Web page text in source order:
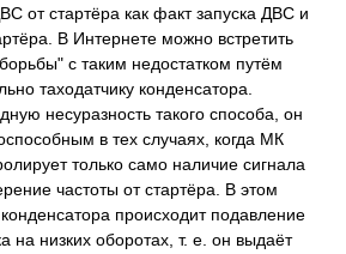
от стартёра как факт запуска ДВС и
В Интернете можно встретить
с таким недостатком путём
таходатчику конденсатора.
несуразность такого способа, он
в тех случаях, когда МК
только само наличие сигнала
частоты от стартёра. В этом
происходит подавление
на низких оборотах, т. е. он выдаёт